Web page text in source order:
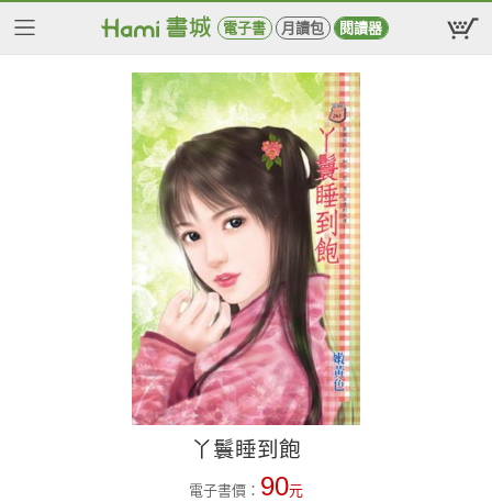
電子書 月讀包 閱讀器
丫鬟睡到飽
電子書價： 90元